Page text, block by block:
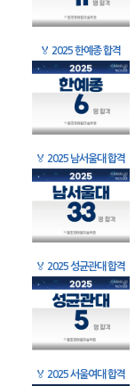
🏅 2025 한예종 합격
🏅 2025 남서울대 합격
🏅 2025 성균관대 합격
🏅 2025 서울여대 합격